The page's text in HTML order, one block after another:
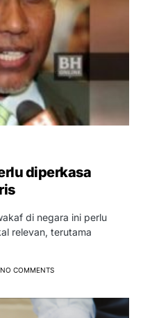
diperkasa
di negara ini perlu
relevan, terutama
NO COMMENTS